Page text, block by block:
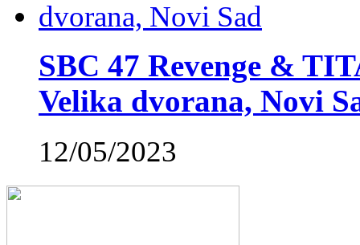
SBC 47 Revenge &
Velika dvorana, Novi
12/05/2023